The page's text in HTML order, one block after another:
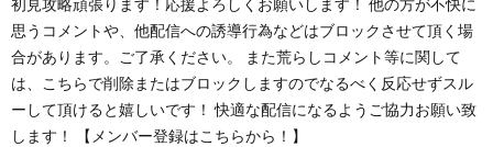
初見攻略頑張ります！応援よろしくお願いします！ 他の方が不快に
思うコメントや、他配信への誘導行為などはブロックさせて頂く場
合があります。ご了承ください。 また荒らしコメント等に関して
は、こちらで削除またはブロックしますのでなるべく反応せずスル
ーして頂けると嬉しいです！ 快適な配信になるようご協力お願い致
します！ 【メンバー登録はこちらから！】